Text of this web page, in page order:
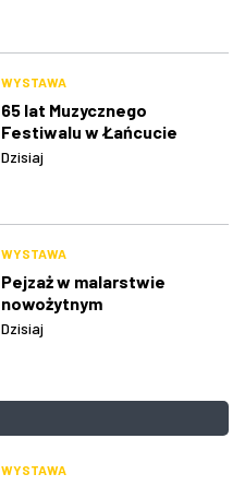
WYSTAWA
65 lat Muzycznego
Festiwalu w Łańcucie
Dzisiaj
WYSTAWA
Pejzaż w malarstwie
nowożytnym
Dzisiaj
WYSTAWA